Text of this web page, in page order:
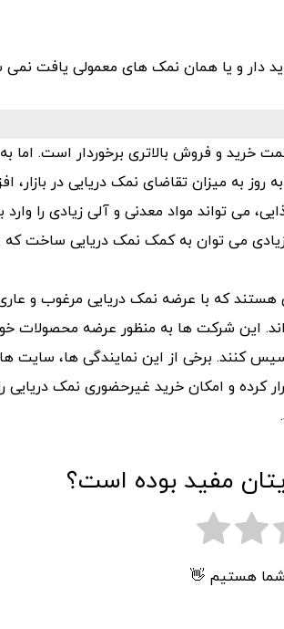
دار و یا همان نمک های معمولی یافت نمی
و فروش بالاتری برخوردار است. اما به
به میزان تقاضای نمک دریایی در بازار،
می تواند مواد معدنی و آلی زیادی را وارد
می توان به کمک نمک دریایی ساخت که
که با عرضه نمک دریایی مرغوب و عاری
اند. این شرکت ها به منظور عرضه محصولات
کنند. برخی از این نمایندگی ها، سایت
کرده و امکان خرید غیرحضوری نمک دریایی
مفید بوده است؟
شما هستیم 👋